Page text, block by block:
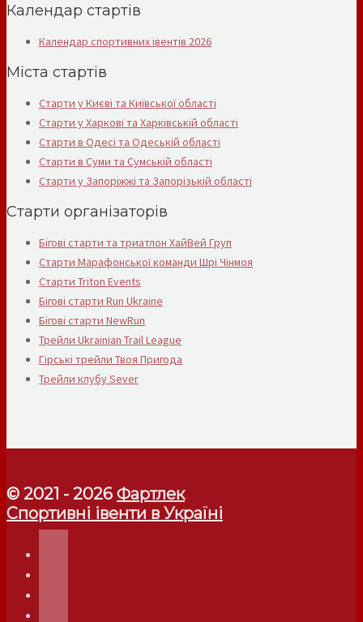
Календар стартів
Календар спортивних івентів 2026
Міста стартів
Старти у Києві та Київської області
Старти у Харкові та Харківській області
Старти в Одесі та Одеській області
Старти в Суми та Сумській області
Старти у Запоріжжі та Запорізькій області
Старти організаторів
Бігові старти та триатлон ХайВей Груп
Старти Марафонської команди Шрі Чінмоя
Старти Triton Events
Бігові старти Run Ukraine
Бігові старти NewRun
Трейли Ukrainian Trail League
Гірські трейли Твоя Пригода
Трейли клубу Sever
© 2021 - 2026 Фартлек
Спортивні івенти в Україні